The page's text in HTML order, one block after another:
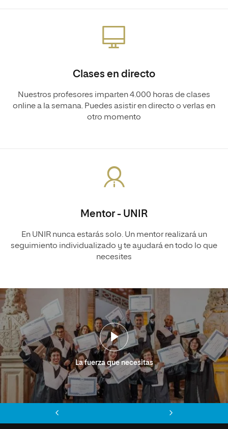
Clases en directo
Nuestros profesores imparten 4.000 horas de clases
online a la semana. Puedes asistir en directo o verlas en
otro momento
Mentor - UNIR
En UNIR nunca estarás solo. Un mentor realizará un
seguimiento individualizado y te ayudará en todo lo que
necesites
La fuerza que necesitas